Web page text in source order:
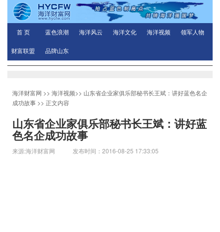
首 页 蓝色浪潮 海洋风云 海洋文化 海洋视频 领军人物
财富联盟 品牌山东
海洋财富网 >> 海洋视频>> 山东省企业家俱乐部秘书长王斌：讲好蓝色名企
成功故事 >> 正文内容
山东省企业家俱乐部秘书长王斌：讲好蓝
色名企成功故事
来源:海洋财富网 发布时间：2016-08-25 17:33:05